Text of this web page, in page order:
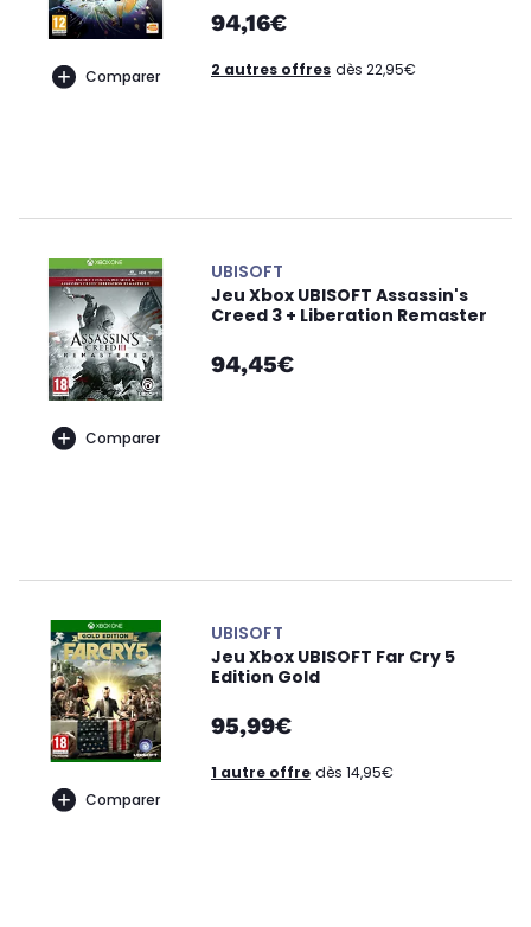
Comparer
94,16€
2 autres offres dès 22,95€
Comparer
UBISOFT
Jeu Xbox UBISOFT Assassin's
Creed 3 + Liberation Remaster
94,45€
Comparer
UBISOFT
Jeu Xbox UBISOFT Far Cry 5
Edition Gold
95,99€
1 autre offre dès 14,95€